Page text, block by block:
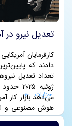
تعدیل نیرو در
دادند که
می‌دهد بازار کار
هوش مصنوعی و
بالایی برخوردار
جزئیات